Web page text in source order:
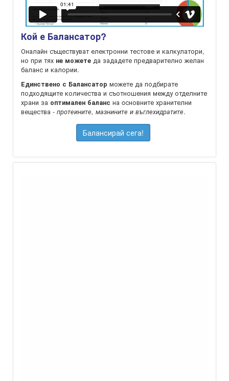
Кой е Балансатор?
Оналайн съществуват електронни тестове и калкулатори,
но при тях не можете да зададете предварително желан
баланс и калории.
Единствено с Балансатор можете да подбирате
подходящите количества и съотношения между отделните
храни за оптимален баланс на oсновните хранителни
вещества - протеините, мазнините и въглехидратите.
Балансирай сега!